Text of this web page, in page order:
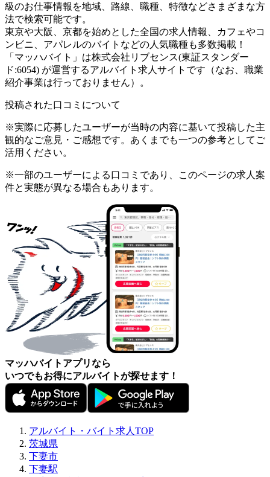
級のお仕事情報を地域、路線、職種、特徴などさまざまな方
法で検索可能です。
東京や大阪、京都を始めとした全国の求人情報、カフェやコ
ンビニ、アパレルのバイトなどの人気職種も多数掲載！
「マッハバイト」は株式会社リブセンス(東証スタンダー
ド:6054) が運営するアルバイト求人サイトです（なお、職業
紹介事業は行っておりません）。
投稿された口コミについて
※実際に応募したユーザーが当時の内容に基いて投稿した主
観的なご意見・ご感想です。あくまでも一つの参考としてご
活用ください。
※一部のユーザーによる口コミであり、このページの求人案
件と実態が異なる場合もあります。
マッハバイトアプリなら
いつでもお得にアルバイトが探せます！
アルバイト・バイト求人TOP
茨城県
下妻市
下妻駅